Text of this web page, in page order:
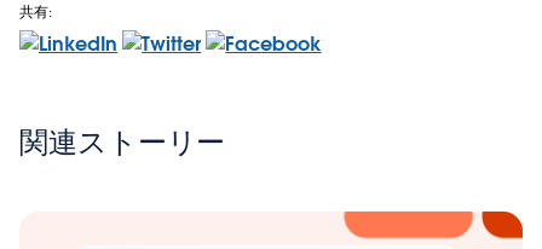
共有:
関連ストーリー